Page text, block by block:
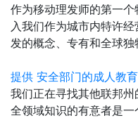
作为移动理发师的第一
入我们作为城市内特许
发的概念、专有和全球
提供 安全部门的成人教育
我们正在寻找其他联邦
全领域知识的有意者是